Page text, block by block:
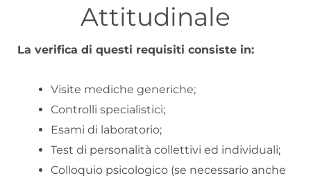
Attitudinale
La verifica di questi requisiti consiste in:
Visite mediche generiche;
Controlli specialistici;
Esami di laboratorio;
Test di personalità collettivi ed individuali;
Colloquio psicologico (se necessario anche